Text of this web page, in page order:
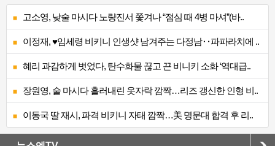
고소영, 낮술 마시다 노량진서 쫓겨나 “점심 때 4병 마셔”(바..
이정재, ♥임세령 비키니 인생샷 남겨주는 다정남‥파파라치에 ..
혜리 과감하게 벗었다, 탄수화물 끊고 끈 비니키 소화 ‘역대급..
장원영, 술 마시다 흘러내린 옷자락 깜짝…리즈 갱신한 인형 비..
이동국 딸 재시, 파격 비키니 자태 깜짝…美 명문대 합격 후 리..